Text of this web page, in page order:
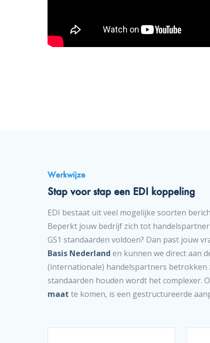
Werkwijze
Stap voor stap een EDI koppeling
EDI bestaat uit veel mogelijke soorten
Beperkt jouw bedrijf zich tot
GS1 standaarden voldoen? Dan past jouw
Basis Nederland en kunnen we direct aan
(internationale) handelspartners betrokken
standaarden houden wordt het complexer.
maat te komen, is een gestructureerde